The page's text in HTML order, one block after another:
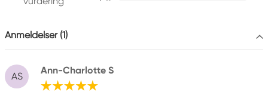
Producent
Daniel Smith
Daniel Smith Inc
Anmeldelser (1)
AS
Ann-Charlotte S